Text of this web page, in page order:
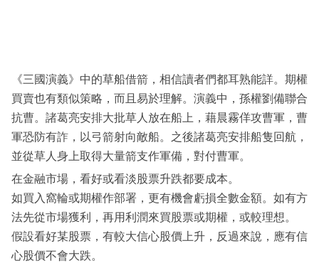
閱
專
區
《三國演義》中的草船借箭，相信讀者們都耳熟能詳。期權
買賣也有類似策略，而且易於理解。演義中，孫權劉備聯合
抗曹。諸葛亮安排大批草人放在船上，藉晨霧佯攻曹軍，曹
軍恐防有詐，以弓箭射向敵船。之後諸葛亮安排船隻回航，
並從草人身上取得大量箭支作軍備，對付曹軍。
在金融市場，看好或看淡股票升跌都要成本。
如買入窩輪或期權作部署，更有機會虧損全數金額。如有方
法先從市場獲利，再用利潤來買股票或期權，或較理想。
假設看好某股票，有較大信心股價上升，反過來說，應有信
心股價不會大跌。